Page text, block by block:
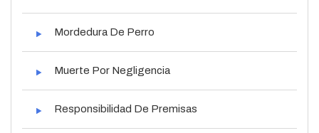
Mordedura De Perro
Muerte Por Negligencia
Responsibilidad De Premisas